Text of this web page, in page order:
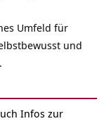
Umfeld für
und
Infos zur